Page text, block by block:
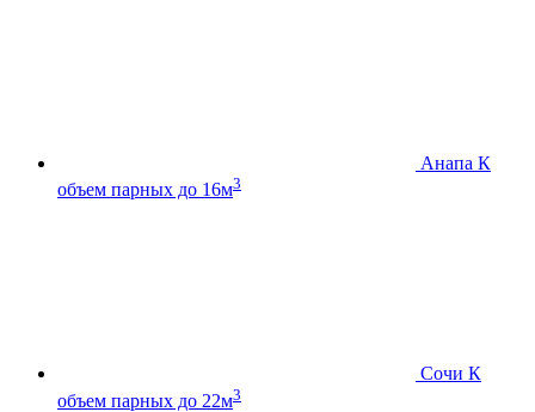
Анапа К
объем парных до 16м3
Сочи К
объем парных до 22м3